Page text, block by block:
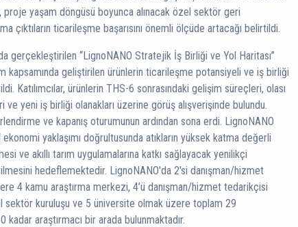
proje yaşam döngüsü boyunca alınacak özel sektör geri
çıktıların ticarileşme başarısını önemli ölçüde artacağı belirtildi.
gerçekleştirilen “LignoNANO Stratejik İş Birliği ve Yol Haritası”
kapsamında geliştirilen ürünlerin ticarileşme potansiyeli ve iş birliği
Katılımcılar, ürünlerin THS-6 sonrasındaki gelişim süreçleri, olası
yeni iş birliği olanakları üzerine görüş alışverişinde bulundu.
ve kapanış oturumunun ardından sona erdi. LignoNANO
yaklaşımı doğrultusunda atıkların yüksek katma değerli
ve akıllı tarım uygulamalarına katkı sağlayacak yenilikçi
hedeflemektedir. LignoNANO'da 2'si danışman/hizmet
4 kamu araştırma merkezi, 4’ü danışman/hizmet tedarikçisi
sektör kuruluşu ve 5 üniversite olmak üzere toplam 29
kadar araştırmacı bir arada bulunmaktadır.